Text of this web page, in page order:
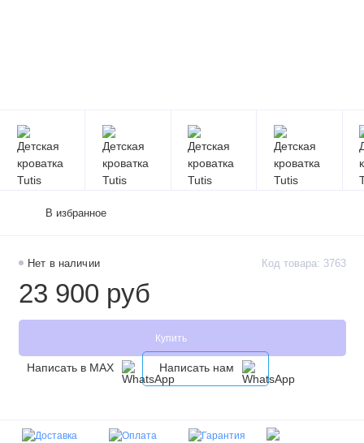
Нет в наличии Код товара: 3763
23 900 руб
Купить
Написать в MAX Написать нам
В избранное